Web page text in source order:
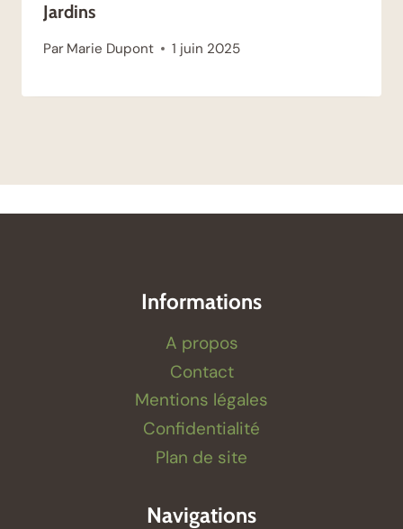
Jardins
Par Marie Dupont 1 juin 2025
Informations
A propos
Contact
Mentions légales
Confidentialité
Plan de site
Navigations